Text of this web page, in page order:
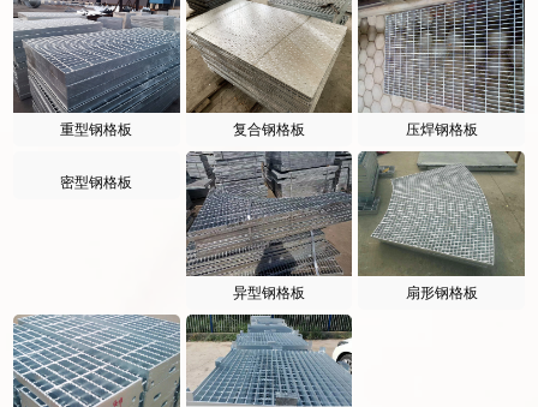
重型钢格板 复合钢格板 压焊钢格板
异型钢格板 扇形钢格板